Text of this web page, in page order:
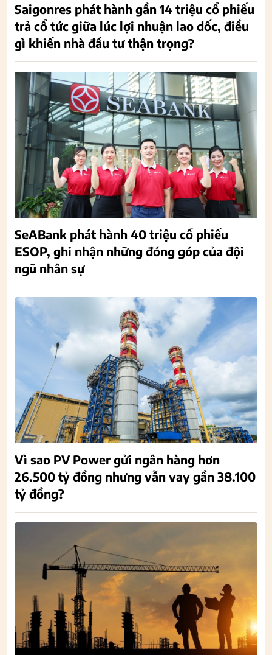
Saigonres phát hành gần 14 triệu cổ phiếu
trả cổ tức giữa lúc lợi nhuận lao dốc, điều
gì khiến nhà đầu tư thận trọng?
SeABank phát hành 40 triệu cổ phiếu
ESOP, ghi nhận những đóng góp của đội
ngũ nhân sự
Vì sao PV Power gửi ngân hàng hơn
26.500 tỷ đồng nhưng vẫn vay gần 38.100
tỷ đồng?